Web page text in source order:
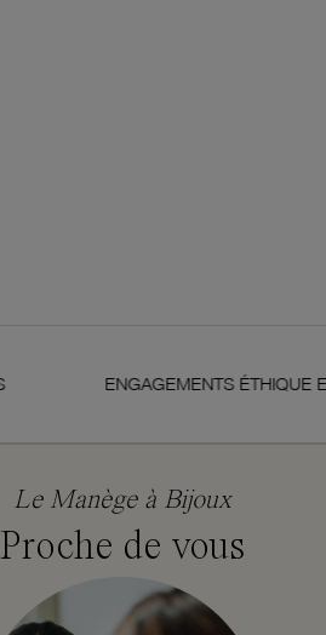
ENGAGEMENTS ÉTHIQUE ET
Le Manège à Bijoux
Proche de vous